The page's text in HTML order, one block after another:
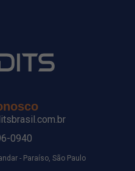
0940
- Paraíso, São Paulo